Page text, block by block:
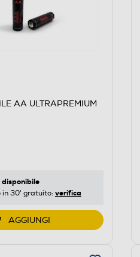
AA ULTRAPREMIUM
disponibile
in 30' gratuito: verifica
AGGIUNGI